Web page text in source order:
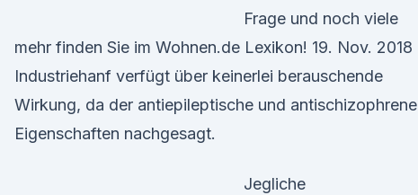
Frage und noch viele
mehr finden Sie im Wohnen.de Lexikon! 19. Nov. 2018
Industriehanf verfügt über keinerlei berauschende
Wirkung, da der antiepileptische und antischizophrene
Eigenschaften nachgesagt.
Jegliche